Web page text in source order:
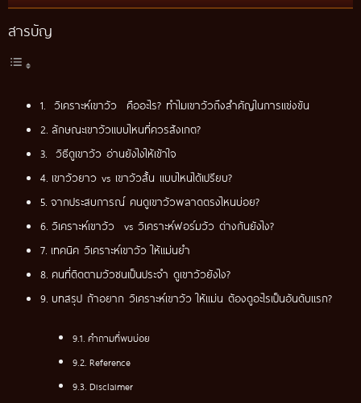
สารบัญ
วิเคราะห์เขาวัว คืออะไร? ทำไมเขาวัวถึงสำคัญในการแข่งขัน
ลักษณะเขาวัวแบบไหนที่ควรสังเกต?
วิธีดูเขาวัว อ่านยังไงให้เข้าใจ
เขาวัวยาว vs เขาวัวสั้น แบบไหนได้เปรียบ?
จากประสบการณ์ คนดูเขาวัวพลาดตรงไหนบ่อย?
วิเคราะห์เขาวัว vs วิเคราะห์ฟอร์มวัว ต่างกันยังไง?
เทคนิค วิเคราะห์เขาวัว ให้แม่นยำ
คนที่ติดตามวัวชนเป็นประจำ ดูเขาวัวยังไง?
บทสรุป ถ้าอยาก วิเคราะห์เขาวัว ให้แม่น ต้องดูอะไรเป็นอันดับแรก?
คำถามที่พบบ่อย
Reference
Disclaimer